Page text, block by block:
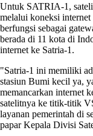
Untuk SATRIA-1,
melalui koneksi
berfungsi sebagai
berada di 11 kota di
internet ke Satria-1.
"Satria-1 ini memiliki
stasiun Bumi kecil ya,
memancarkan internet
satelitnya ke titik-titik
layanan pemerintah di
papar Kepala Divisi